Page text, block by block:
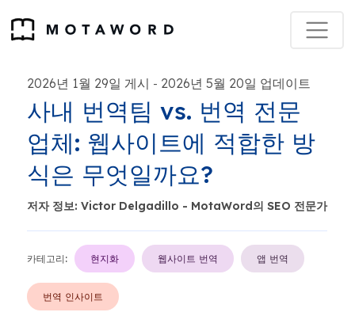
2026년 1월 29일 게시 - 2026년 5월 20일 업데이트
사내 번역팀 vs. 번역 전문
업체: 웹사이트에 적합한 방
식은 무엇일까요?
저자 정보: Victor Delgadillo - MotaWord의 SEO 전문가
카테고리: 현지화 웹사이트 번역 앱 번역
번역 인사이트